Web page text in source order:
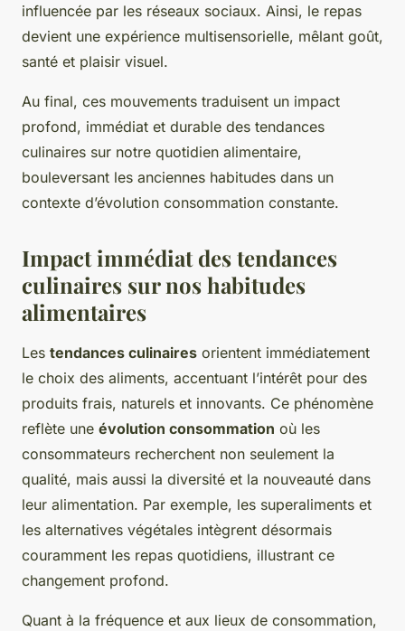
influencée par les réseaux sociaux. Ainsi, le repas
devient une expérience multisensorielle, mêlant goût,
santé et plaisir visuel.
Au final, ces mouvements traduisent un impact
profond, immédiat et durable des tendances
culinaires sur notre quotidien alimentaire,
bouleversant les anciennes habitudes dans un
contexte d’évolution consommation constante.
Impact immédiat des tendances
culinaires sur nos habitudes
alimentaires
Les tendances culinaires orientent immédiatement
le choix des aliments, accentuant l’intérêt pour des
produits frais, naturels et innovants. Ce phénomène
reflète une évolution consommation où les
consommateurs recherchent non seulement la
qualité, mais aussi la diversité et la nouveauté dans
leur alimentation. Par exemple, les superaliments et
les alternatives végétales intègrent désormais
couramment les repas quotidiens, illustrant ce
changement profond.
Quant à la fréquence et aux lieux de consommation,